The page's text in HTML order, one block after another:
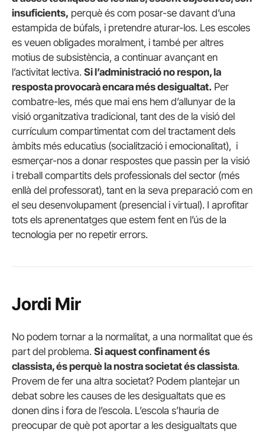
insuficients, perquè és com posar-se davant d’una
estampida de búfals, i pretendre aturar-los. Les escoles
es veuen obligades moralment, i també per altres
motius de subsistència, a continuar avançant en
l’activitat lectiva. Si l’administració no respon, la
resposta provocarà encara més desigualtat. Per
combatre-les, més que mai ens hem d’allunyar de la
visió organitzativa tradicional, tant des de la visió del
currículum compartimentat com del tractament dels
àmbits més educatius (socialització i emocionalitat), i
esmerçar-nos a donar respostes que passin per la visió
i treball compartits dels professionals del sector (més
enllà del professorat), tant en la seva preparació com en
el seu desenvolupament (presencial i virtual). I aprofitar
tots els aprenentatges que estem fent en l’ús de la
tecnologia per no repetir errors.
Jordi Mir
No podem tornar a la normalitat, a una normalitat que és
part del problema. Si aquest confinament és
classista, és perquè la nostra societat és classista.
Provem de fer una altra societat? Podem plantejar un
debat sobre les causes de les desigualtats que es
donen dins i fora de l’escola. L’escola s’hauria de
preocupar de què pot aportar a les desigualtats que